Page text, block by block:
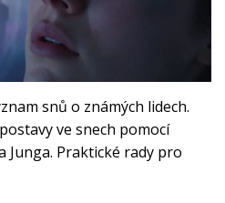
snů o známých lidech.
ve snech pomocí
Junga. Praktické rady pro